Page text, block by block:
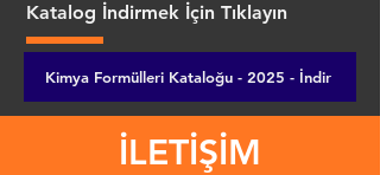
Katalog İndirmek İçin Tıklayın
Kimya Formülleri Kataloğu - 2025 - İndir
İLETİŞİM